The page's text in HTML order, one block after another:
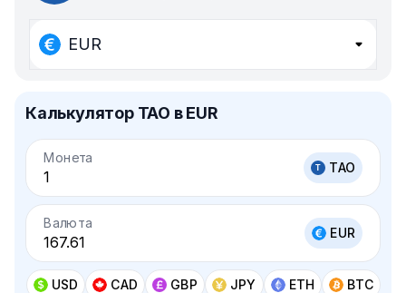
EUR
Калькулятор TAO в EUR
Монета
TAO
Валюта
EUR
USD CAD GBP JPY ETH BTC